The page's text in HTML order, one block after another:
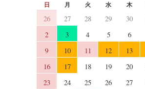
日 月 火 水 木
26 27 28 29 30
2
3 4 5 6
9
10 11 12 13
16
17 18 19 20
23
24 25 26 27